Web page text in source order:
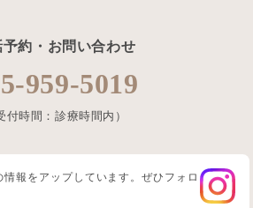
予約・お問い合わせ
959-5019
付時間：診療時間内）
報をアップしています。ぜひフォロ